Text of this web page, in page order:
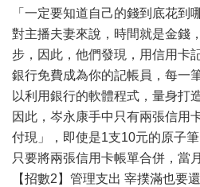
「一定要知道自己的錢到底花到
對主播夫妻來說，時間就是金錢
步，因此，他們發現，用信用卡
銀行免費成為你的記帳員，每一
以利用銀行的軟體程式，量身打
因此，岑永康手中只有兩張信用
付現」，即使是1支10元的原子
只要將兩張信用卡帳單合併，當
【招數2】管理支出 宰撲滿也要